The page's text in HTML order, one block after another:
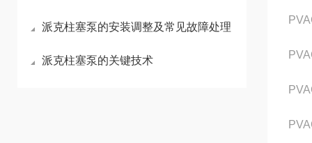
派克柱塞泵的安装调整及常见故障处理
派克柱塞泵的关键技术